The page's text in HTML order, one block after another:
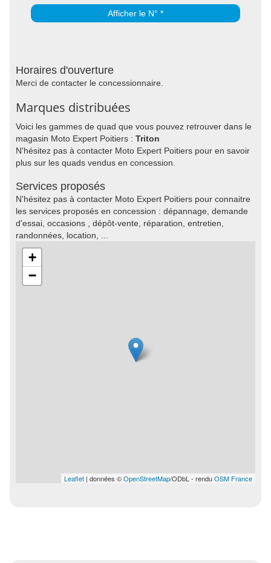
Afficher le N° *
Horaires d'ouverture
Merci de contacter le concessionnaire.
Marques distribuées
Voici les gammes de quad que vous pouvez retrouver dans le
magasin Moto Expert Poitiers : Triton
N'hésitez pas à contacter Moto Expert Poitiers pour en savoir
plus sur les quads vendus en concession.
Services proposés
N'hésitez pas à contacter Moto Expert Poitiers pour connaitre
les services proposés en concession : dépannage, demande
d'essai, occasions , dépôt-vente, réparation, entretien,
randonnées, location, ...
+
−
Leaflet | données ©OpenStreetMap/ODbL - renduOSM France